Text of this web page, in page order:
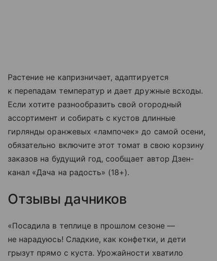
Растение не капризничает, адаптируется
к перепадам температур и дает дружные всходы.
Если хотите разнообразить свой огородный
ассортимент и собирать с кустов длинные
гирлянды оранжевых «лампочек» до самой осени,
обязательно включите этот томат в свою корзину
заказов на будущий год, сообщает автор Дзен-
канал «Дача на радость» (18+).
Отзывы дачников
«Посадила в теплице в прошлом сезоне —
не нарадуюсь! Сладкие, как конфетки, и дети
грызут прямо с куста. Урожайности хватило